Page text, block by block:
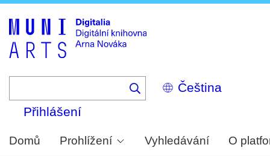
Select
your
Přihlášení
Domů Prohlížení Vyhledávání O